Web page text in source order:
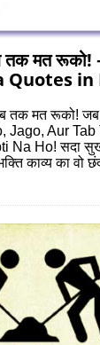
तक मत
Quotes in
मत रूको! जब
Jago, Aur
Na Ho! सदा
काव्य का वो